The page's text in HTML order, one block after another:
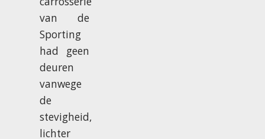
van de
Sporting
had geen
deuren
vanwege
de
stevigheid,
lichter